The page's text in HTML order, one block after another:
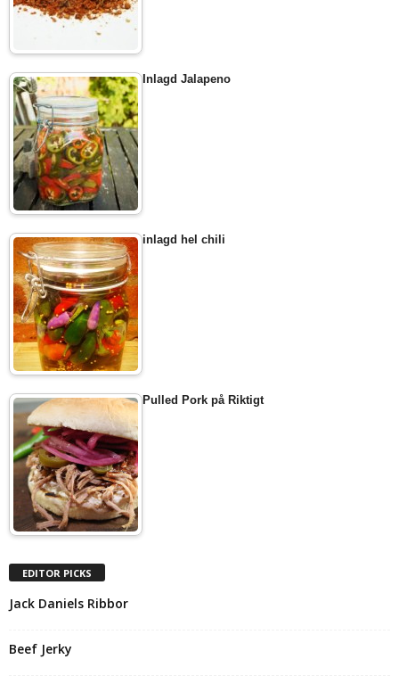
Inlagd Jalapeno
inlagd hel chili
Pulled Pork på Riktigt
EDITOR PICKS
Jack Daniels Ribbor
Beef Jerky